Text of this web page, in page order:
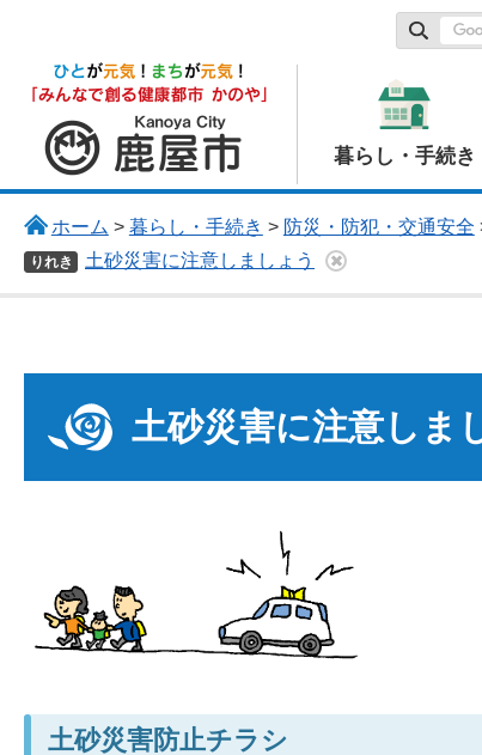
鹿屋市
暮らし・手続き
ホーム > 暮らし・手続き > 防災・防犯・交通安全
りれき 土砂災害に注意しましょう
土砂災害に注意しま
土砂災害防止チラシ